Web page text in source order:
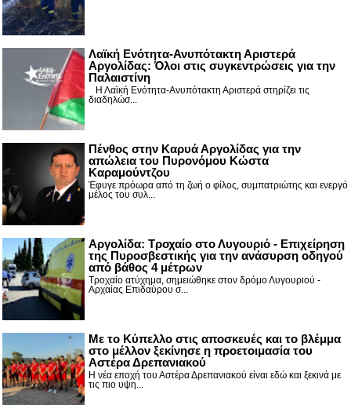
Λαϊκή Ενότητα-Ανυπότακτη Αριστερά
Αργολίδας: Όλοι στις συγκεντρώσεις για την
Παλαιστίνη
Η Λαϊκή Ενότητα-Ανυπότακτη Αριστερά στηρίζει τις
διαδηλώσ...
Πένθος στην Καρυά Αργολίδας για την
απώλεια του Πυρονόμου Κώστα
Καραμούντζου
Έφυγε πρόωρα από τη ζωή ο φίλος, συμπατριώτης και ενεργό
μέλος του συλ...
Αργολίδα: Τροχαίο στο Λυγουριό - Επιχείρηση
της Πυροσβεστικής για την ανάσυρση οδηγού
από βάθος 4 μέτρων
Τροχαίο ατύχημα, σημειώθηκε στον δρόμο Λυγουριού -
Αρχαίας Επιδαύρου σ...
Με το Κύπελλο στις αποσκευές και το βλέμμα
στο μέλλον ξεκίνησε η προετοιμασία του
Αστέρα Δρεπανιακού
Η νέα εποχή του Αστέρα Δρεπανιακού είναι εδώ και ξεκινά με
τις πιο υψη...